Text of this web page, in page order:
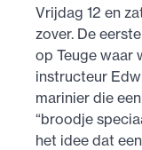
Vrijdag 12 en
zover. De
op Teuge waar
instructeur
marinier die
“broodje
het idee dat